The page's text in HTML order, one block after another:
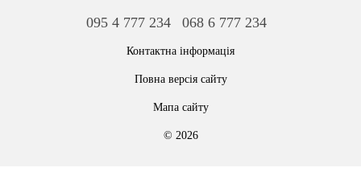
095 4 777 234 068 6 777 234
Контактна інформація
Повна версія сайту
Мапа сайту
© 2026